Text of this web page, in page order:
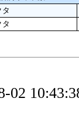
タ
タ
02